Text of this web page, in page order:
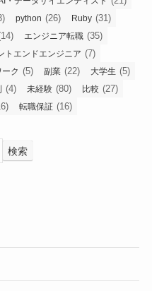
python (26) Ruby (31)
エンジニア転職 (35)
トエンドエンジニア (7)
ク (5) 副業 (22) 大学生 (5)
(4) 未経験 (80) 比較 (27)
転職保証 (16)
検索